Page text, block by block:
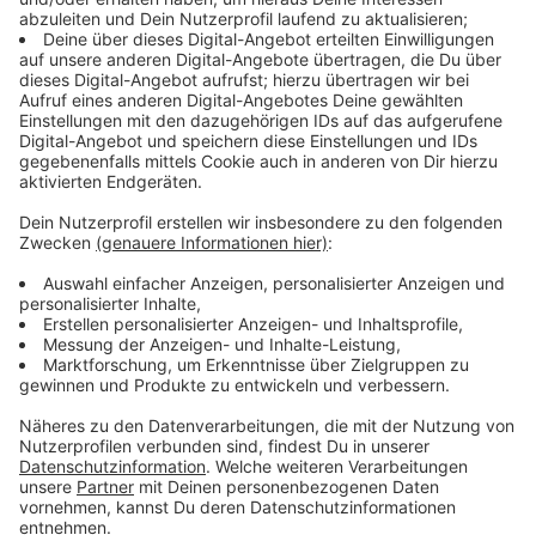
-Ich habe einen Mückenstich?
-Wer ist neuer Schützenkönig?
Anzeige
NE-WS 89.4 | Beitrag zum Anhören
112: Von Mückenstichen bis zu Vögel im